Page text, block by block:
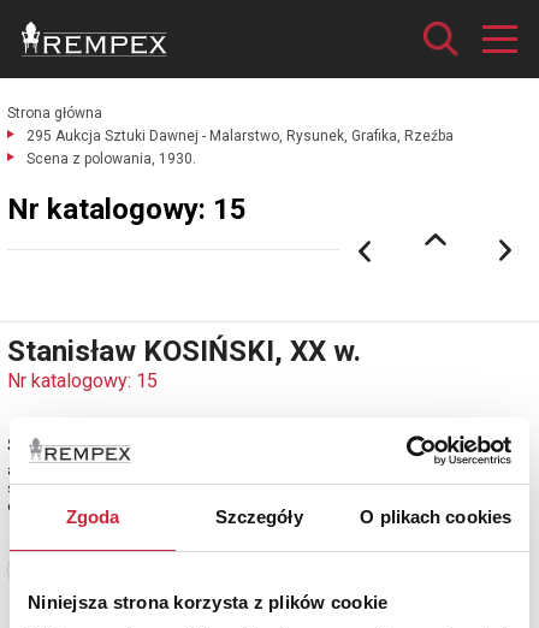
Zgoda Szczegóły O plikach cookies
Niniejsza strona korzysta z plików cookie
Strona główna
295 Aukcja Sztuki Dawnej - Malarstwo, Rysunek, Grafika, Rzeźba
Scena z polowania, 1930.
Nr katalogowy: 15
Stanisław KOSIŃSKI, XX w.
Nr katalogowy: 15
Scena z polowania, 1930
akwarela, papier; 58 x 98,5 cm (w świetle oprawy);
sygn. i dat. p. d.: St. Kosiński / 930 (ołówkiem)
estymacja: 4 000 - 4 800 zł